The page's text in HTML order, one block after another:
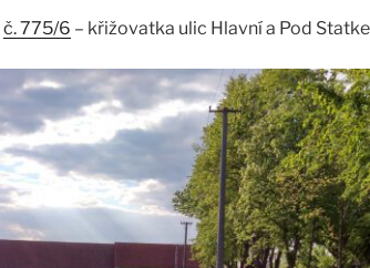
č. 775/6 – křižovatka ulic Hlavní a Pod